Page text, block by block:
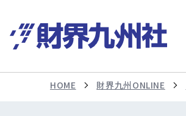
HOME 財界九州ONLINE